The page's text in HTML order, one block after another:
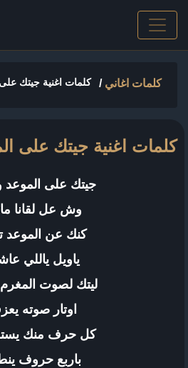
كلمات اغاني/ كلمات اغنية جيتك
كلمات اغنية جيتك على
جيتك على الموعد
وش عل لقانا
كنك عن الموعد
ياويل ياللي
ليتك لصوت
اوتار صوته
كل حرف منك
باربع حروف